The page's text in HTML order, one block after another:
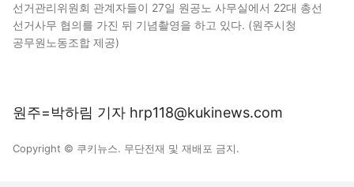
선거관리위원회 관계자들이 27일 원공노 사무실에서 22대 총선
선거사무 협의를 가진 뒤 기념촬영을 하고 있다. (원주시청
공무원노동조합 제공)
원주=박하림 기자 hrp118@kukinews.com
Copyright © 쿠키뉴스. 무단전재 및 재배포 금지.